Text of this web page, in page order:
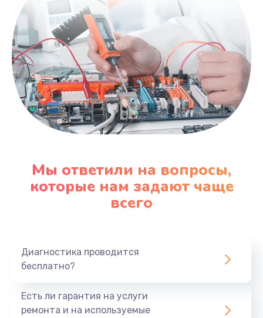
Мы ответили на вопросы,
которые нам задают чаще
всего
Диагностика проводится
бесплатно?
Есть ли гарантия на услуги
ремонта и на используемые